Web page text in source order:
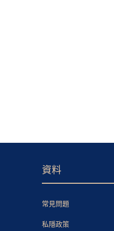
資料
常見問題
私隱政策